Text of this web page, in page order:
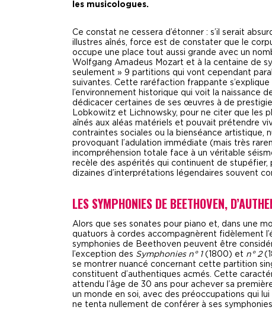
les musicologues.
Ce constat ne cessera d’étonner : s’il serait
illustres aînés, force est de constater que le
occupe une place tout aussi grande avec un
Wolfgang Amadeus Mozart et à la centaine de
seulement » 9 partitions qui vont cependant
suivantes. Cette raréfaction frappante
l’environnement historique qui voit la naissance
dédicacer certaines de ses œuvres à de
Lobkowitz et Lichnowsky, pour ne citer que les
aînés aux aléas matériels et pouvait prétendre
contraintes sociales ou la bienséance artistique,
provoquant l’adulation immédiate (mais très
incompréhension totale face à un véritable
recèle des aspérités qui continuent de
dizaines d’interprétations légendaires souvent
LES SYMPHONIES DE BEETHOVEN,
Alors que ses sonates pour piano et, dans une
quatuors à cordes accompagnèrent fidèlement
symphonies de Beethoven peuvent être
l’exception des Symphonies n° 1(1800) et n° 2
se montrer nuancé concernant cette partition
constituent d’authentiques acmés. Cette
attendu l’âge de 30 ans pour achever sa
un monde en soi, avec des préoccupations qui
ne tenta nullement de conférer à ses